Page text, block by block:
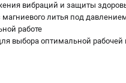
вибраций и защиты
литья под
работе
выбора оптимальной